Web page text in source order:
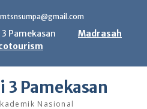
mtsnsumpa@gmail.com
Pamekasan
Madrasah
3 Pamekasan
Nasional